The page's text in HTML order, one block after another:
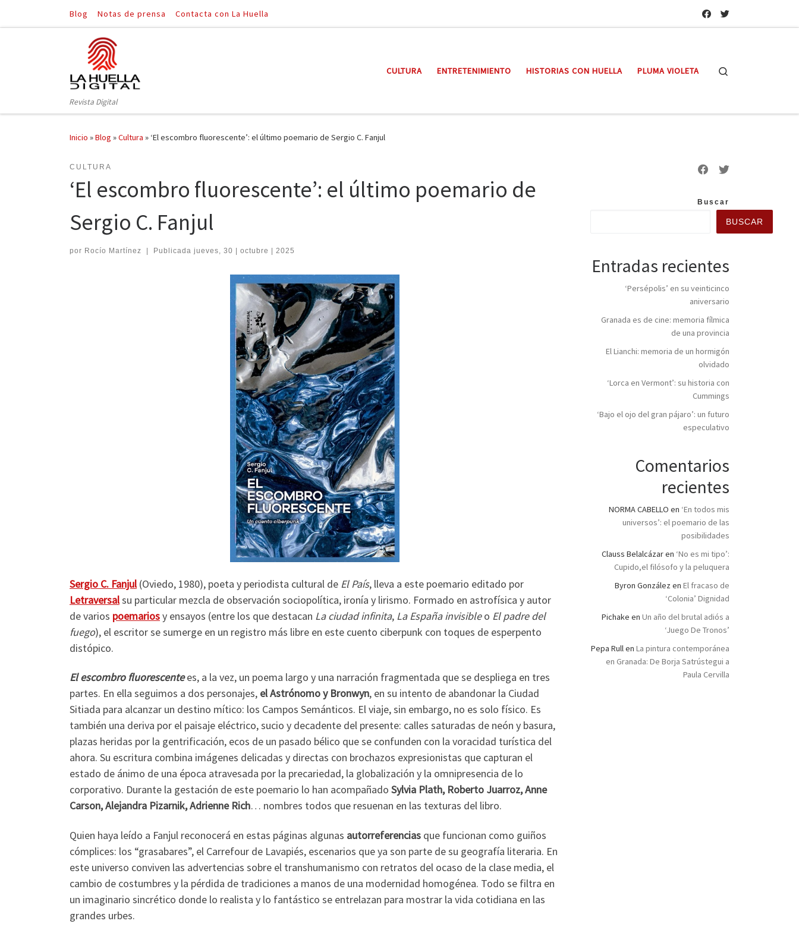
Saltar al contenido
Blog Notas de prensa Contacta con La Huella
Revista Digital
CULTURA ENTRETENIMIENTO HISTORIAS CON HUELLA PLUMA VIOLETA
Inicio »Blog »Cultura » ‘El escombro fluorescente’: el último poemario de Sergio C. Fanjul
CULTURA
‘El escombro fluorescente’: el último poemario de
Sergio C. Fanjul
por Rocío Martínez Publicada jueves, 30 | octubre | 2025
Sergio C. Fanjul(Oviedo, 1980), poeta y periodista cultural de El País, lleva a este poemario editado por
Letraversalsu particular mezcla de observación sociopolítica, ironía y lirismo. Formado en astrofísica y autor
de varios poemariosy ensayos (entre los que destacan La ciudad infinita, La España invisibleo El padre del
fuego), el escritor se sumerge en un registro más libre en este cuento ciberpunk con toques de esperpento
distópico.
El escombro fluorescentees, a la vez, un poema largo y una narración fragmentada que se despliega en tres
partes. En ella seguimos a dos personajes, el Astrónomo y Bronwyn, en su intento de abandonar la Ciudad
Sitiada para alcanzar un destino mítico: los Campos Semánticos. El viaje, sin embargo, no es solo físico. Es
también una deriva por el paisaje eléctrico, sucio y decadente del presente: calles saturadas de neón y basura,
plazas heridas por la gentrificación, ecos de un pasado bélico que se confunden con la voracidad turística del
ahora. Su escritura combina imágenes delicadas y directas con brochazos expresionistas que capturan el
estado de ánimo de una época atravesada por la precariedad, la globalización y la omnipresencia de lo
corporativo. Durante la gestación de este poemario lo han acompañado Sylvia Plath, Roberto Juarroz, Anne
Carson, Alejandra Pizarnik, Adrienne Rich… nombres todos que resuenan en las texturas del libro.
Quien haya leído a Fanjul reconocerá en estas páginas algunas autorreferencias que funcionan como guiños
cómplices: los “grasabares”, el Carrefour de Lavapiés, escenarios que ya son parte de su geografía literaria. En
este universo conviven las advertencias sobre el transhumanismo con retratos del ocaso de la clase media, el
cambio de costumbres y la pérdida de tradiciones a manos de una modernidad homogénea. Todo se filtra en
un imaginario sincrético donde lo realista y lo fantástico se entrelazan para mostrar la vida cotidiana en las
grandes urbes.
Buscar
BUSCAR
Entradas recientes
‘Persépolis’ en su veinticinco
aniversario
Granada es de cine: memoria fílmica
de una provincia
El Lianchi: memoria de un hormigón
olvidado
‘Lorca en Vermont’: su historia con
Cummings
‘Bajo el ojo del gran pájaro’: un futuro
especulativo
Comentarios
recientes
NORMA CABELLO en ‘En todos mis
universos’: el poemario de las
posibilidades
Clauss Belalcázaren ‘No es mi tipo’:
Cupido,el filósofo y la peluquera
Byron González en El fracaso de
‘Colonia’ Dignidad
Pichake en Un año del brutal adiós a
‘Juego De Tronos’
Pepa Rullen La pintura contemporánea
en Granada: De Borja Satrústegui a
Paula Cervilla